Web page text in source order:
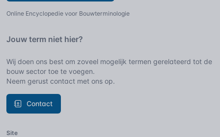
Online Encyclopedie voor Bouwterminologie
Jouw term niet hier?
Wij doen ons best om zoveel mogelijk termen gerelateerd tot de
bouw sector toe te voegen.
Neem gerust contact met ons op.
Contact
Site